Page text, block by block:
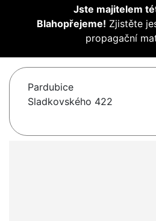
Jste majitelem
Blahopřejeme! Zjistěte
propagační
Pardubice
Sladkovského 422